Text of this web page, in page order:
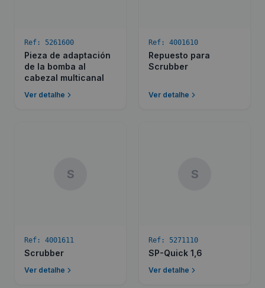
Ref: 5261600
Pieza de adaptación
de la bomba al
cabezal multicanal
Ver detalhe
Ref: 4001610
Repuesto para
Scrubber
Ver detalhe
S
Ref: 4001611
Scrubber
Ver detalhe
S
Ref: 5271110
SP-Quick 1,6
Ver detalhe